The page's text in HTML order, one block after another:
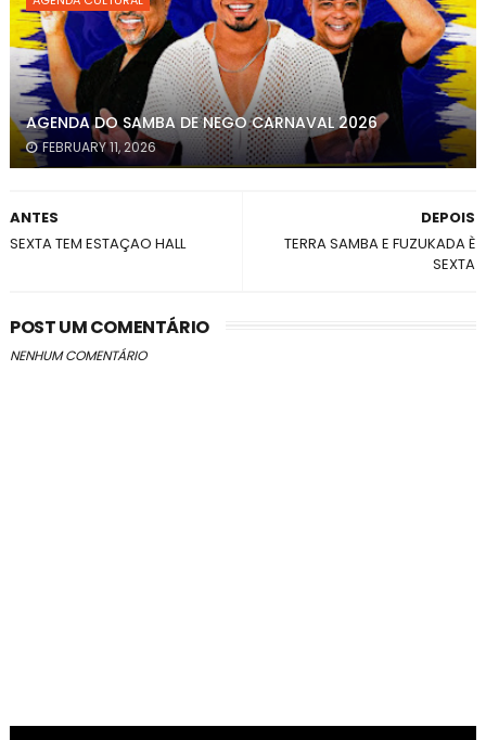
AGENDA DO SAMBA DE NEGO CARNAVAL 2026
FEBRUARY 11, 2026
DEPOIS
TERRA SAMBA E FUZUKADA È
SEXTA
ANTES
SEXTA TEM ESTAÇAO HALL
POST UM COMENTÁRIO
NENHUM COMENTÁRIO